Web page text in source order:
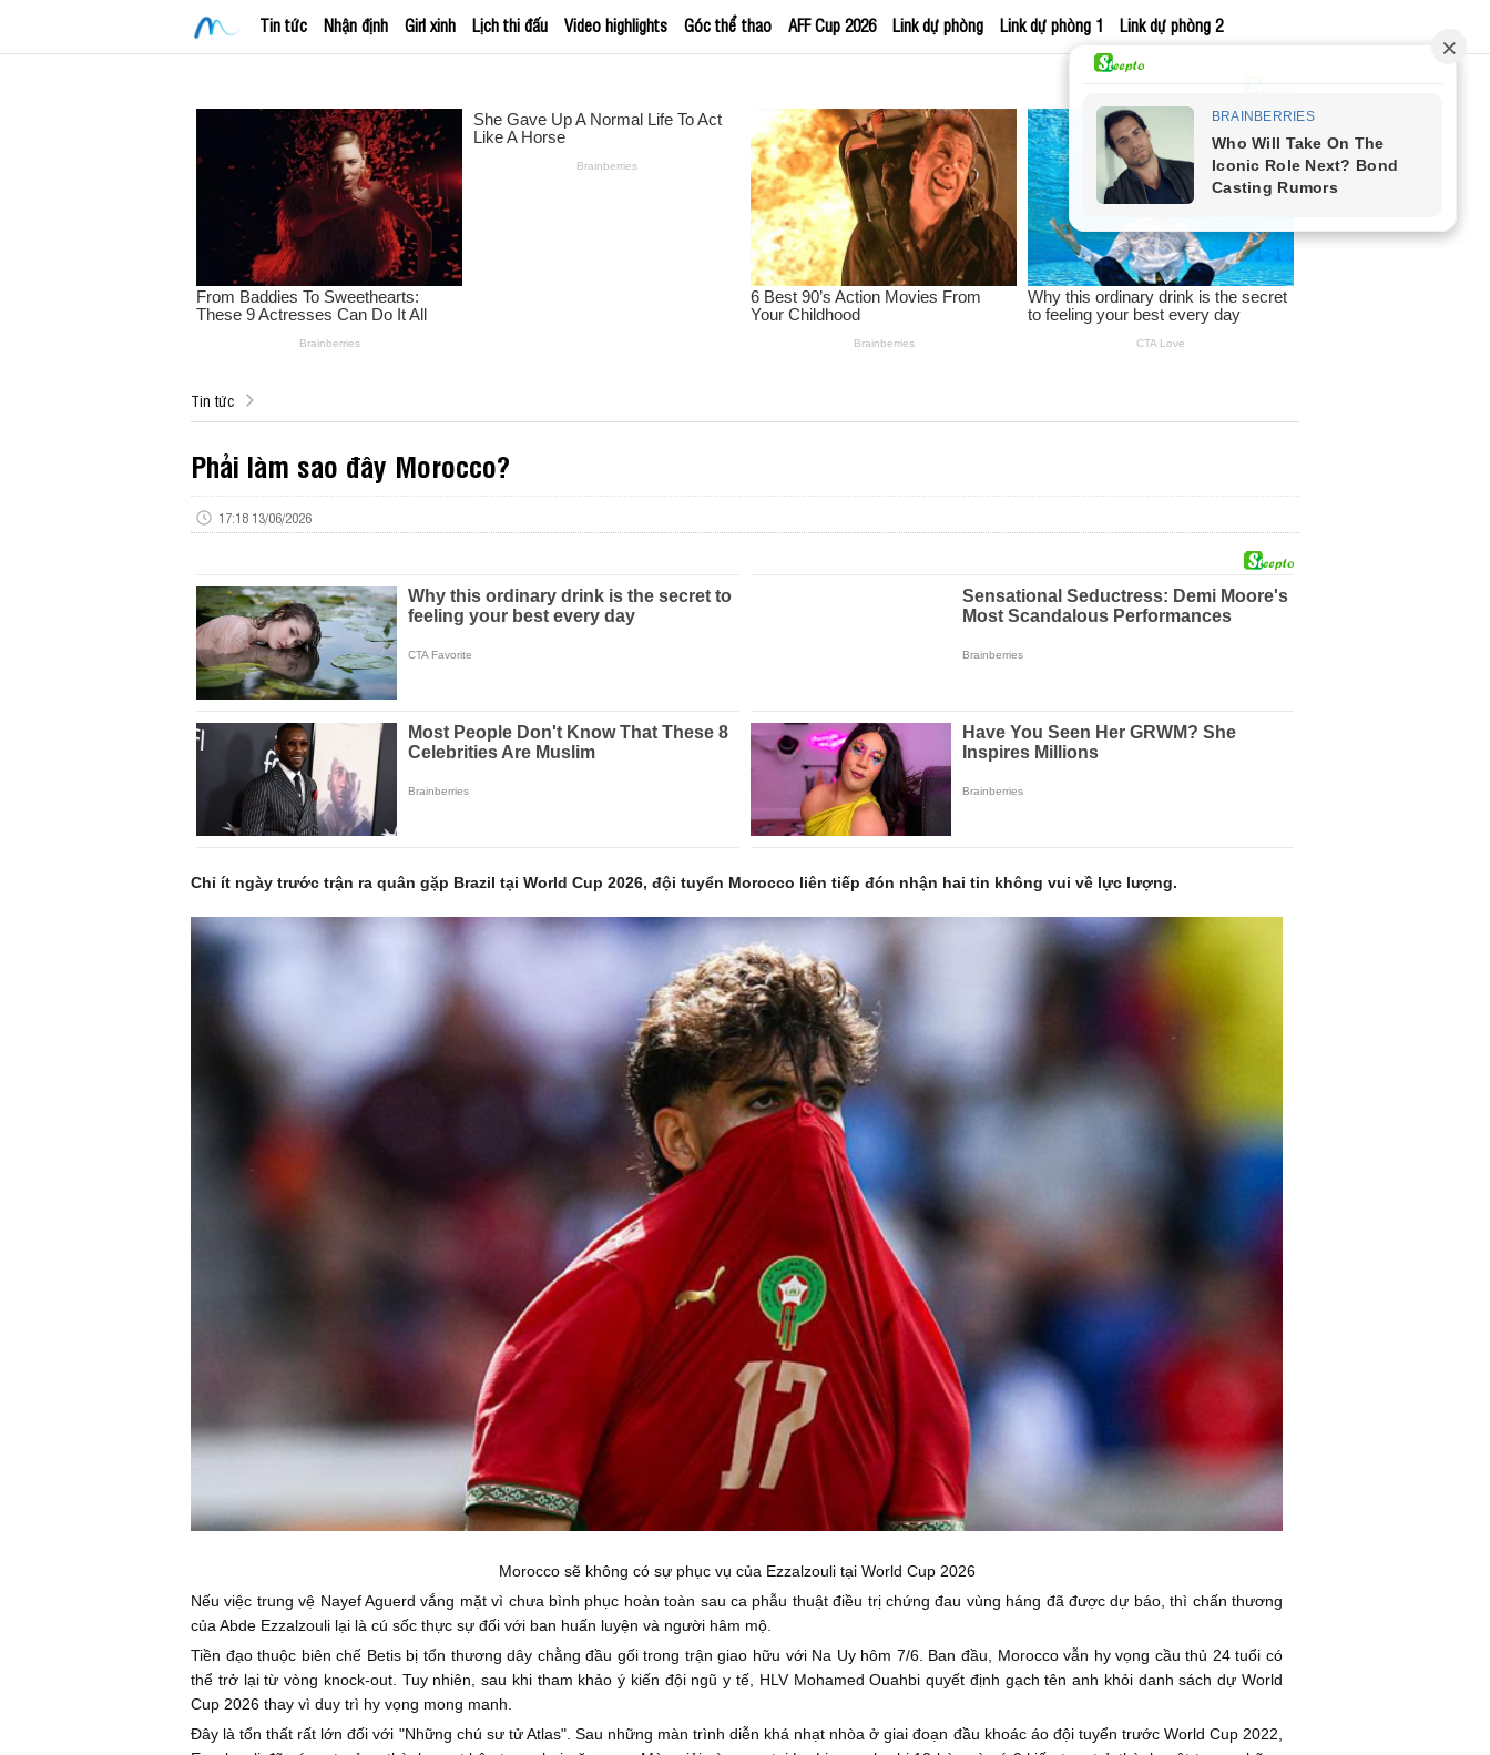
Tin tức Nhận định Girl xinh Lịch thi đấu Video highlights Góc thể thao AFF Cup 2026 Link dự phòng Link dự phòng 1 Link dự phòng 2
Tin tức
Phải làm sao đây Morocco?
17:18 13/06/2026
Chỉ ít ngày trước trận ra quân gặp Brazil tại World Cup 2026, đội tuyển Morocco liên tiếp đón nhận hai tin không vui về lực lượng.
Morocco sẽ không có sự phục vụ của Ezzalzouli tại World Cup 2026
Nếu việc trung vệ Nayef Aguerd vắng mặt vì chưa bình phục hoàn toàn sau ca phẫu thuật điều trị chứng đau vùng háng đã được dự báo, thì chấn thương
của Abde Ezzalzouli lại là cú sốc thực sự đối với ban huấn luyện và người hâm mộ.
Tiền đạo thuộc biên chế Betis bị tổn thương dây chằng đầu gối trong trận giao hữu với Na Uy hôm 7/6. Ban đầu, Morocco vẫn hy vọng cầu thủ 24 tuổi có
thể trở lại từ vòng knock-out. Tuy nhiên, sau khi tham khảo ý kiến đội ngũ y tế, HLV Mohamed Ouahbi quyết định gạch tên anh khỏi danh sách dự World
Cup 2026 thay vì duy trì hy vọng mong manh.
Đây là tổn thất rất lớn đối với "Những chú sư tử Atlas". Sau những màn trình diễn khá nhạt nhòa ở giai đoạn đầu khoác áo đội tuyển trước World Cup 2022,